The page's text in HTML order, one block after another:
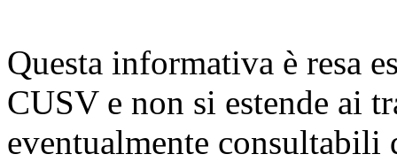
Questa informativa è resa
CUSV e non si estende ai
eventualmente